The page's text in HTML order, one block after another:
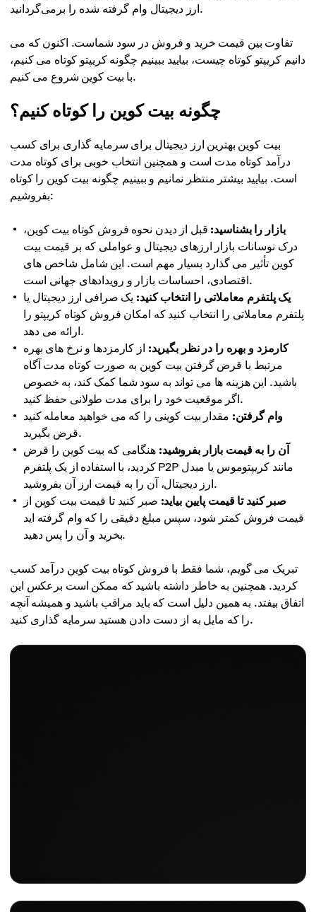
ارز دیجیتال وام گرفته شده را برمی‌گردانید.
تفاوت بین قیمت خرید و فروش در سود شماست. اکنون که می
دانیم کریپتو کوتاه چیست، بیایید ببینیم چگونه کریپتو کوتاه می کنیم،
با بیت کوین شروع می کنیم.
چگونه بیت کوین را کوتاه کنیم؟
بیت کوین بهترین ارز دیجیتال برای سرمایه گذاری برای کسب
درآمد کوتاه مدت است و همچنین انتخاب خوبی برای کوتاه مدت
است. بیایید بیشتر منتظر نمانیم و ببینیم چگونه بیت کوین را کوتاه
بفروشیم:
بازار را بشناسید: قبل از دیدن نحوه فروش کوتاه بیت کوین،
درک نوسانات بازار ارزهای دیجیتال و عواملی که بر قیمت بیت
کوین تأثیر می گذارد بسیار مهم است. این شامل شاخص های
اقتصادی، احساسات بازار و رویدادهای جهانی است.
یک پلتفرم معاملاتی را انتخاب کنید: یک صرافی ارز دیجیتال یا
پلتفرم معاملاتی را انتخاب کنید که امکان فروش کوتاه کریپتو را
ارائه می دهد.
کارمزد و بهره را در نظر بگیرید: از کارمزدها و نرخ های بهره
مرتبط با قرض گرفتن بیت کوین به صورت کوتاه مدت آگاه
باشید. این هزینه ها می تواند به سود شما کمک کند، به خصوص
اگر موقعیت خود را برای مدت طولانی حفظ کنید.
وام گرفتن: مقدار بیت کوینی را که می خواهید معامله کنید
قرض بگیرید.
آن را به قیمت بازار بفروشید: هنگامی که بیت کوین را قرض
کردید، با استفاده از یک پلتفرم P2P مانند کریپتوموس یا مبدل
ارز دیجیتال، آن را به قیمت ارز آن بفروشید.
صبر کنید تا قیمت پایین بیاید: صبر کنید تا قیمت بیت کوین از
قیمت فروش کمتر شود، سپس مبلغ دقیقی را که وام گرفته اید
بخرید و آن را پس دهید.
تبریک می گویم، شما فقط با فروش کوتاه بیت کوین درآمد کسب
کردید. همچنین به خاطر داشته باشید که ممکن است برعکس این
اتفاق بیفتد. به همین دلیل است که باید مراقب باشید و همیشه آنچه
را که مایل به از دست دادن هستید سرمایه گذاری کنید.